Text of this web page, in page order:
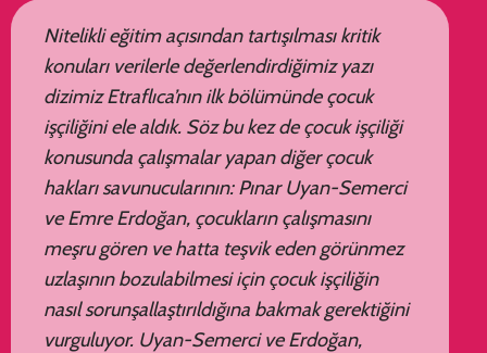
Nitelikli eğitim açısından tartışılması kritik
konuları verilerle değerlendirdiğimiz yazı
dizimiz Etraflıca’nın ilk bölümünde çocuk
işçiliğini ele aldık. Söz bu kez de çocuk işçiliği
konusunda çalışmalar yapan diğer çocuk
hakları savunucularının: Pınar Uyan-Semerci
ve Emre Erdoğan, çocukların çalışmasını
meşru gören ve hatta teşvik eden görünmez
uzlaşının bozulabilmesi için çocuk işçiliğin
nasıl sorunşallaştırıldığına bakmak gerektiğini
vurguluyor. Uyan-Semerci ve Erdoğan,